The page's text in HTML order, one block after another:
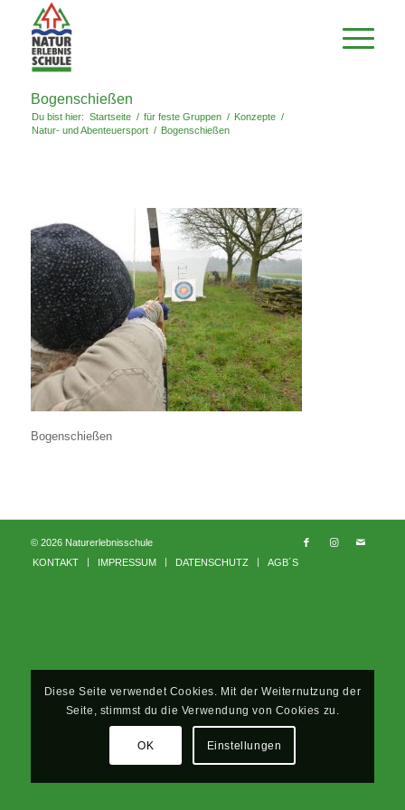
Bogenschießen
Du bist hier: Startseite / für feste Gruppen / Konzepte /
Natur- und Abenteuersport / Bogenschießen
Bogenschießen
© 2026 Naturerlebnisschule
KONTAKT
IMPRESSUM DATENSCHUTZ AGB´S
Diese Seite verwendet Cookies. Mit der Weiternutzung der
Seite, stimmst du die Verwendung von Cookies zu.
OK Einstellungen